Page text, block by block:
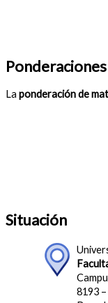
Ponderaciones
La ponderación de
Situación
8193 –